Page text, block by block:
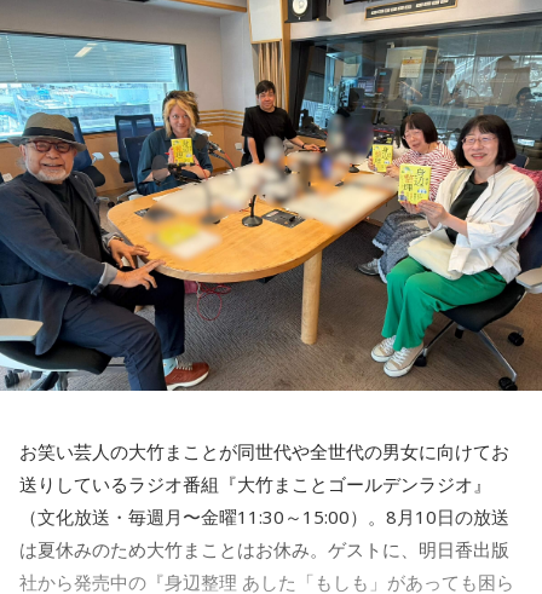
の、そういう悩みへのこうメール見てたら、結構人生この先
どうしていいかわからないって悩みの方が結構多かったん
で、この身辺整理をね、読んでいただければ、ずいぶんとこ
う、あの悩みが解決するんじゃないかと思いました」
江里子「確かにもう本当にそうよね」
美穂「で、今回のこの帯文。このご本の帯文にもね、キャッ
チーなちょっともうね、気になることがいっぱい書かれてお
りますのでね、ちょっと読ませていただきますね。一人が不
安、ものが片付かない、人間関係に疲れた、お金のことが心
配、家族に迷惑をかけたくない、一つでも当てはまったらこ
の本を読んでくださいってね。これ見たらもう買わないとも
江里子「本当よ、これ気にならない人なんていらっしゃらな
いんじゃないかしら、本当にね」
古谷「むちゃくちゃ当てはまりますね」
お笑い芸人の大竹まことが同世代や全世代の男女に向けてお
送りしているラジオ番組『大竹まことゴールデンラジオ』
（文化放送・毎週月〜金曜11:30～15:00）。8月10日の放送
は夏休みのため大竹まことはお休み。ゲストに、明日香出版
社から発売中の『身辺整理 あした「もしも」があっても困ら